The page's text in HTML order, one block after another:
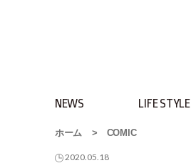
NEWS LIFE STYLE
ホーム > COMIC
2020.05.18